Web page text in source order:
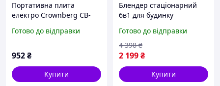
Портативна плита
електро Crownberg CB-
настільна від мережі,
DP-64
Готово до відправки
952₴
Купити
Блендер стаціонарний
6в1 для будинку
насадками домашній
якісний побутової мережа
надійний з кавомолкою
Готово до відправки
2 199₴
4 398 ₴
Купити